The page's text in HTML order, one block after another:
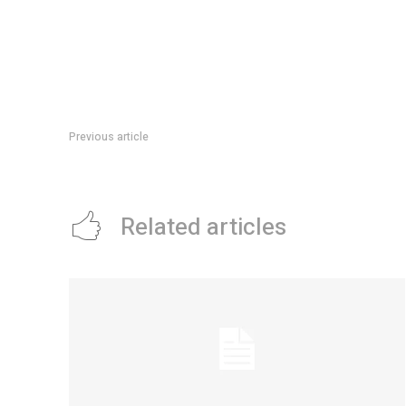
Previous article
Related articles